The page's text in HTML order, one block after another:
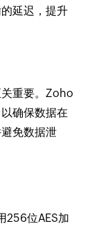
延迟，提升
重要。Zoho
确保数据在
免数据泄
256位AES加